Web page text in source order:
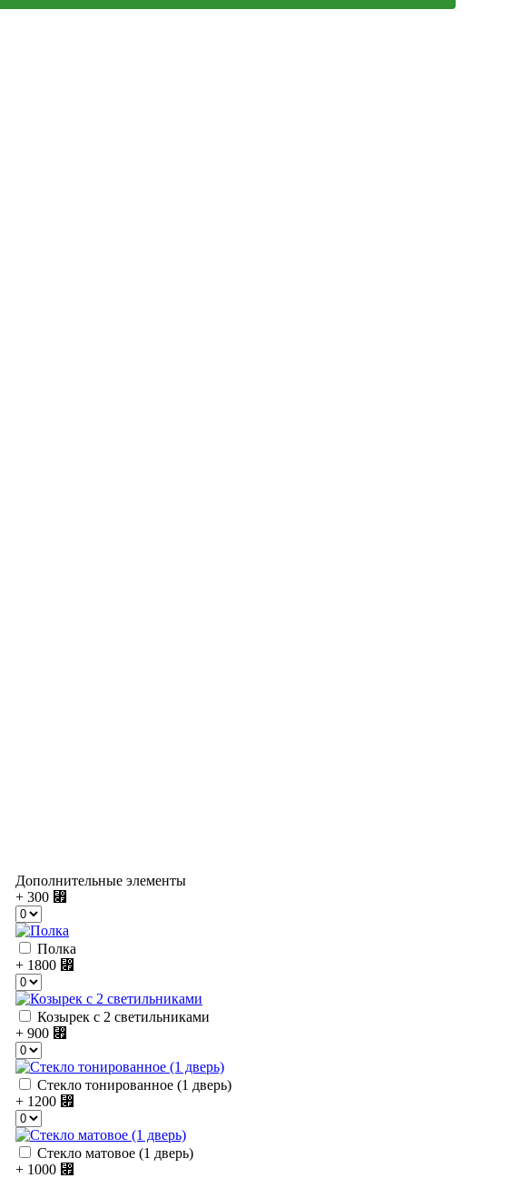
Дополнительные элементы
+ 300 ⃏
Полка
+ 1800 ⃏
Козырек с 2 светильниками
+ 900 ⃏
Стекло тонированное (1 дверь)
+ 1200 ⃏
Стекло матовое (1 дверь)
+ 1000 ⃏